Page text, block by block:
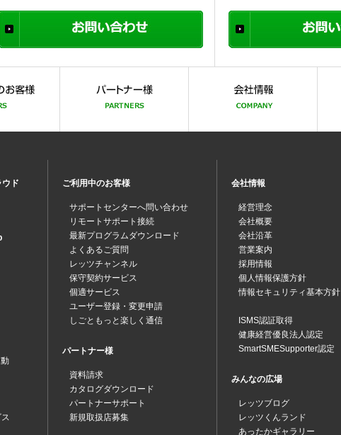
ウド ご利用中のお客様
サポートセンターへ問い合わせ
リモートサポート接続
最新プログラムダウンロード
よくあるご質問
レッツチャンネル
保守契約サービス
個適サービス
ユーザー登録・変更申請
しごともっと楽しく通信
パートナー様
資料請求
カタログダウンロード
パートナーサポート
新規取扱店募集
会社情報
経営理念
会社概要
会社沿革
営業案内
採用情報
個人情報保護方針
情報セキュリティ基本方針
ISMS認証取得
健康経営優良法人認定
SmartSMESupporter認定
みんなの広場
レッツブログ
レッツくんランド
あったかギャラリー